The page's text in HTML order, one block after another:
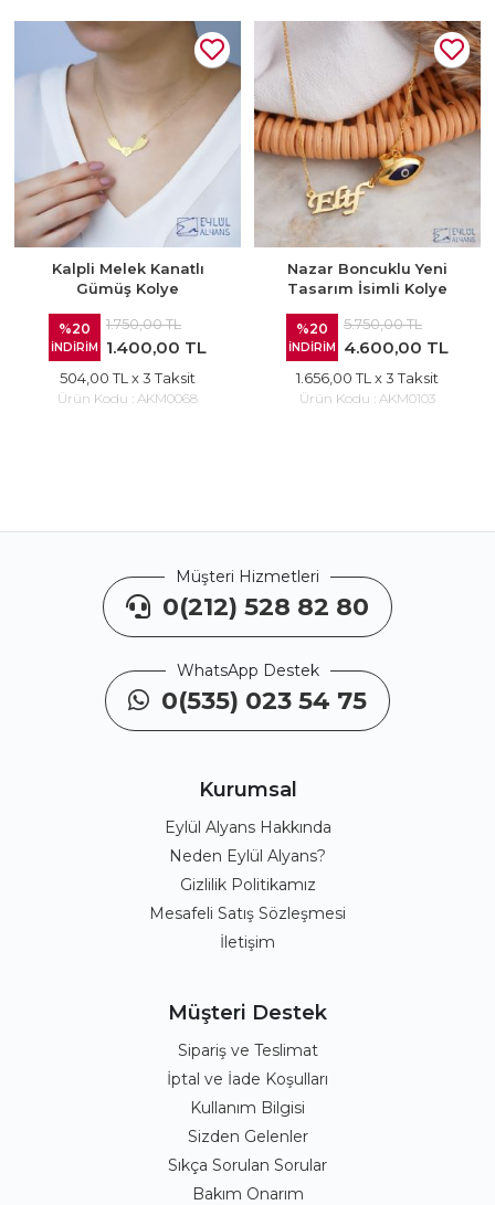
Kalpli Melek Kanatlı
Gümüş Kolye
%20
İNDİRİM
1.750,00 TL
1.400,00 TL
504,00 TL x 3 Taksit
Ürün Kodu : AKM0068
Nazar Boncuklu Yeni
Tasarım İsimli Kolye
%20
İNDİRİM
5.750,00 TL
4.600,00 TL
1.656,00 TL x 3 Taksit
Ürün Kodu : AKM0103
Müşteri Hizmetleri
0(212) 528 82 80
WhatsApp Destek
0(535) 023 54 75
Kurumsal
Eylül Alyans Hakkında
Neden Eylül Alyans?
Gizlilik Politikamız
Mesafeli Satış Sözleşmesi
İletişim
Müşteri Destek
Sipariş ve Teslimat
İptal ve İade Koşulları
Kullanım Bilgisi
Sizden Gelenler
Sıkça Sorulan Sorular
Bakım Onarım